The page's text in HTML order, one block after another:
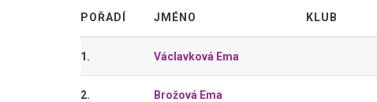
POŘADÍ JMÉNO KLUB
1. Václavková Ema
2. Brožová Ema